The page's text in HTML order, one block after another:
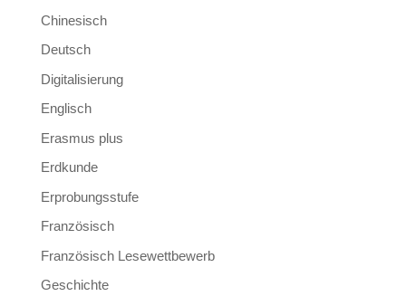
Chinesisch
Deutsch
Digitalisierung
Englisch
Erasmus plus
Erdkunde
Erprobungsstufe
Französisch
Französisch Lesewettbewerb
Geschichte